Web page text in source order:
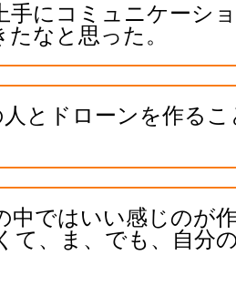
にコミュニケーシ
なと思った。
とドローンを作る
中ではいい感じのが
て、ま、でも、自分